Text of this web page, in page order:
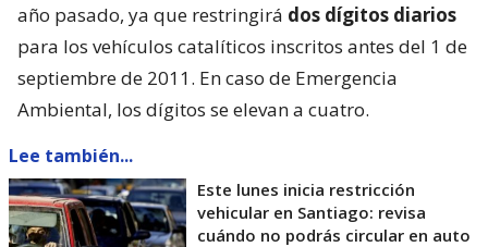
año pasado, ya que restringirá dos dígitos diarios
para los vehículos catalíticos inscritos antes del 1 de
septiembre de 2011. En caso de Emergencia
Ambiental, los dígitos se elevan a cuatro.
Lee también...
Este lunes inicia restricción
vehicular en Santiago: revisa
cuándo no podrás circular en auto